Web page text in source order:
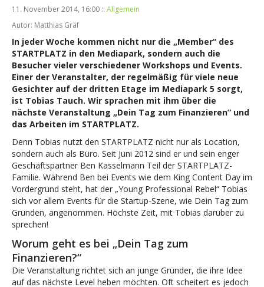
11. November 2014, 16:00 :: Allgemein
Autor: Matthias Gräf
In jeder Woche kommen nicht nur die „Member“ des
STARTPLATZ in den Mediapark, sondern auch die
Besucher vieler verschiedener Workshops und Events.
Einer der Veranstalter, der regelmäßig für viele neue
Gesichter auf der dritten Etage im Mediapark 5 sorgt,
ist Tobias Tauch. Wir sprachen mit ihm über die
nächste Veranstaltung „Dein Tag zum Finanzieren“ und
das Arbeiten im STARTPLATZ.
Denn Tobias nutzt den STARTPLATZ nicht nur als Location,
sondern auch als Büro. Seit Juni 2012 sind er und sein enger
Geschäftspartner Ben Kasselmann Teil der STARTPLATZ-
Familie. Während Ben bei Events wie dem King Content Day im
Vordergrund steht, hat der „Young Professional Rebel“ Tobias
sich vor allem Events für die Startup-Szene, wie Dein Tag zum
Gründen, angenommen. Höchste Zeit, mit Tobias darüber zu
sprechen!
Worum geht es bei „Dein Tag zum
Finanzieren?“
Die Veranstaltung richtet sich an junge Gründer, die ihre Idee
auf das nächste Level heben möchten. Oft scheitert es jedoch